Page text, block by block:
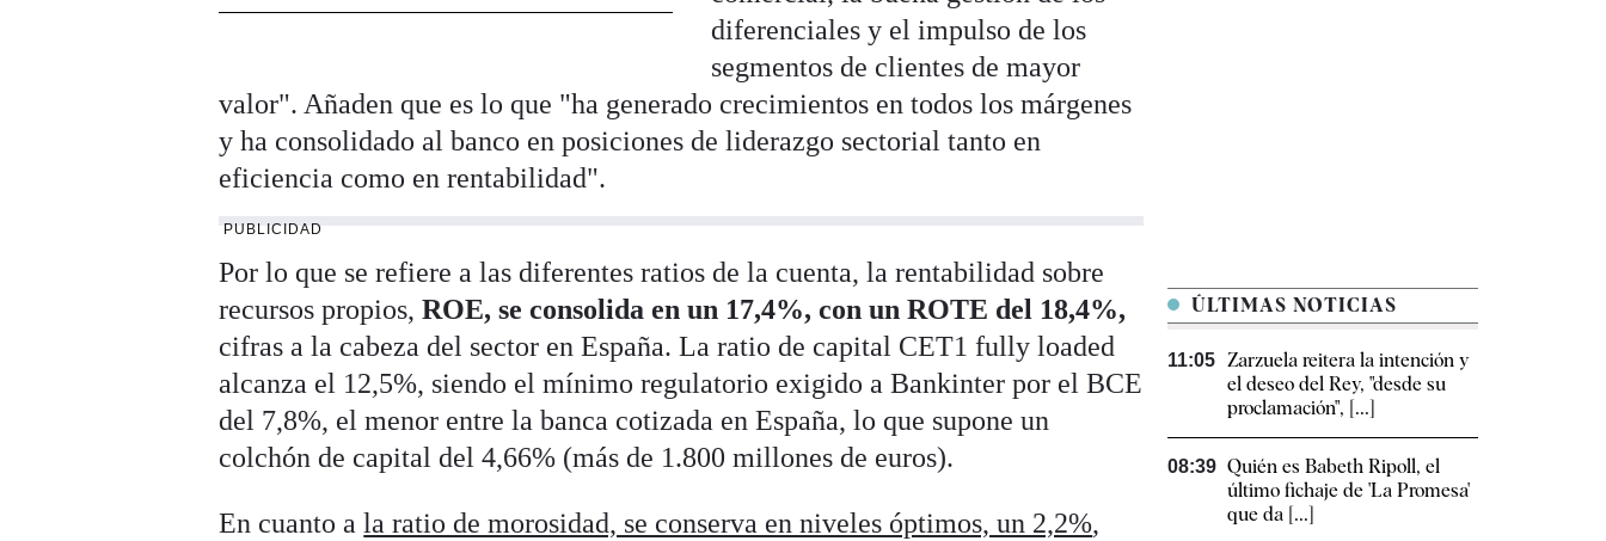
diferenciales y el impulso de los
segmentos de clientes de mayor
valor". Añaden que es lo que "ha generado crecimientos en todos los márgenes
y ha consolidado al banco en posiciones de liderazgo sectorial tanto en
eficiencia como en rentabilidad".
PUBLICIDAD
Por lo que se refiere a las diferentes ratios de la cuenta, la rentabilidad sobre
recursos propios,ROE, se consolida en un 17,4%, con un ROTE del 18,4%,
cifras a la cabeza del sector en España. La ratio de capital CET1 fully loaded
alcanza el 12,5%, siendo el mínimo regulatorio exigido a Bankinter por el BCE
del 7,8%, el menor entre la banca cotizada en España, lo que supone un
colchón de capital del 4,66% (más de 1.800 millones de euros).
En cuanto ala ratio de morosidad, se conserva en niveles óptimos, un 2,2%,
ÚLTIMAS NOTICIAS
11:05 Zarzuela reitera la intención y
el deseo del Rey, "desde su
proclamación", [...]
08:39 Quién es Babeth Ripoll, el
último fichaje de 'La Promesa'
que da [...]